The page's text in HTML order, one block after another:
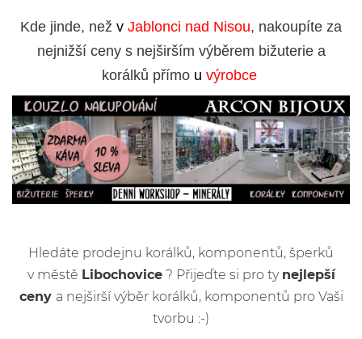
Kde jinde, než v Jablonci nad Nisou, nakoupíte za
nejnižší ceny s nejširším výběrem bižuterie a
korálků přímo u výrobce
Hledáte prodejnu korálků, komponentů, šperků
v městě Libochovice? Přijeďte si pro ty nejlepší
ceny a nejširší výběr korálků, komponentů pro Vaši
tvorbu :-)